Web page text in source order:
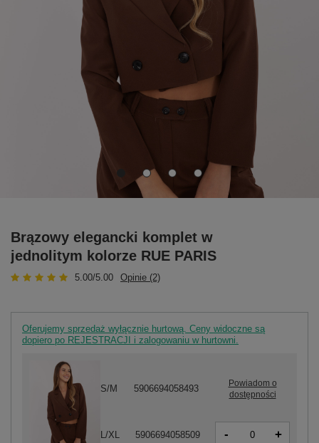
Brązowy elegancki komplet w
jednolitym kolorze RUE PARIS
5.00/5.00 Opinie (2)
Oferujemy sprzedaż wyłącznie hurtową. Ceny widoczne są
dopiero po REJESTRACJI i zalogowaniu w hurtowni.
S/M 5906694058493
Powiadom o
dostępności
L/XL 5906694058509 - +